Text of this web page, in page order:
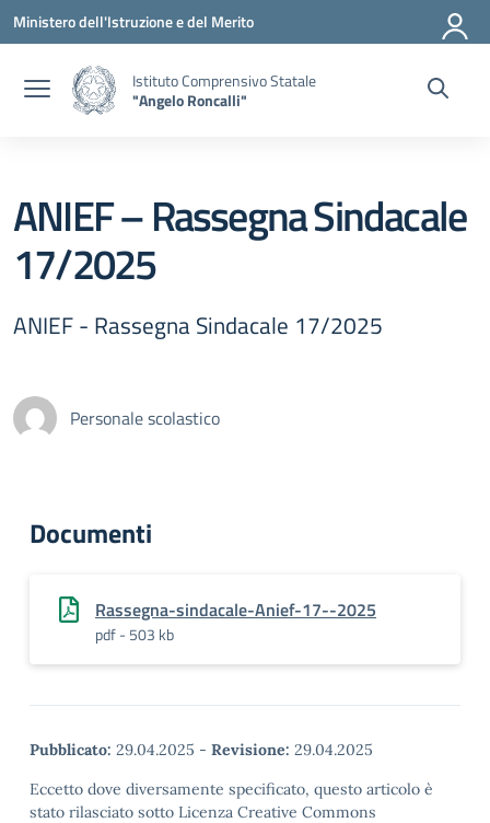
Vai ai contenuti
Vai al menu di navigazione
Vai al footer
Ministero dell'Istruzione e del Merito
Istituto Comprensivo Statale
"Angelo Roncalli"
ANIEF – Rassegna Sindacale
17/2025
ANIEF - Rassegna Sindacale 17/2025
Personale scolastico
Documenti
Rassegna-sindacale-Anief-17--2025
pdf - 503 kb
Pubblicato: 29.04.2025 - Revisione: 29.04.2025
Eccetto dove diversamente specificato, questo articolo è
stato rilasciato sotto Licenza Creative Commons